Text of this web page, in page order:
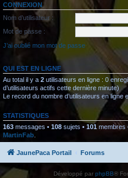
CONNEXION
Nom d’utilisateur :
Mot de passe :
J’ai oublié mon mot de passe
QUI EST EN LIGNE
Au total il y a 2 utilisateurs en ligne : 0
d’utilisateurs actifs cette dernière minute)
Le record du nombre d’utilisateurs en ligne
STATISTIQUES
163 messages • 108 sujets • 101 membres
MartinFab
JaunePaca Portail Forums
Développé par phpBB®